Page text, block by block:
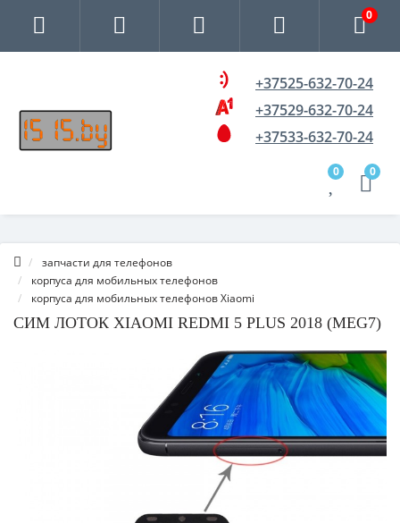
0
+37525-632-70-24
+37529-632-70-24
+37533-632-70-24
0 0
запчасти для телефонов
корпуса для мобильных телефонов
корпуса для мобильных телефонов Xiaomi
СИМ ЛОТОК XIAOMI REDMI 5 PLUS 2018 (MEG7)